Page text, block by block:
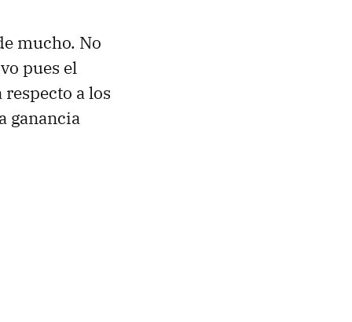
mucho. No
pues el
a los
ganancia